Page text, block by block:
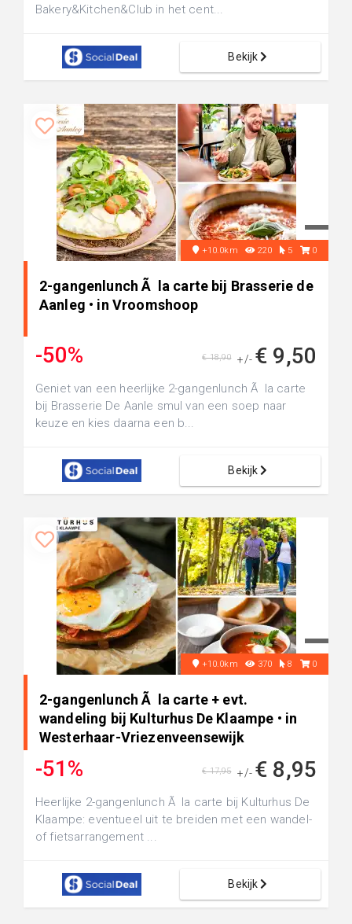
Bakery&Kitchen&Club in het cent...
Bekijk
+10.0km 220 5 0
2-gangenlunch Ã la carte bij Brasserie de
Aanleg • in Vroomshoop
-50% +/- € 9,50
€ 18,90
Geniet van een heerlijke 2-gangenlunch Ã la carte
bij Brasserie De Aanle smul van een soep naar
keuze en kies daarna een b...
Bekijk
+10.0km 370 8 0
2-gangenlunch Ã la carte + evt.
wandeling bij Kulturhus De Klaampe • in
Westerhaar-Vriezenveensewijk
-51% +/- € 8,95
€ 17,95
Heerlijke 2-gangenlunch Ã la carte bij Kulturhus De
Klaampe: eventueel uit te breiden met een wandel-
of fietsarrangement ...
Bekijk